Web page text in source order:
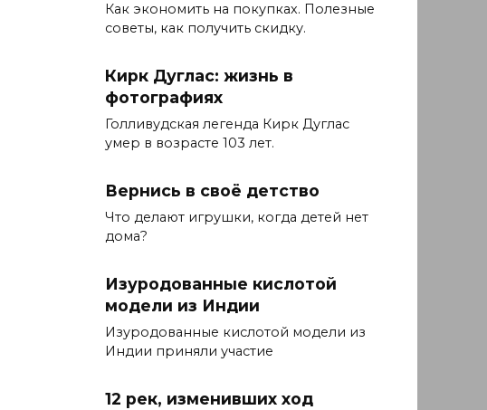
Как экономить на покупках. Полезные
советы, как получить скидку.
Кирк Дуглас: жизнь в
фотографиях
Голливудская легенда Кирк Дуглас
умер в возрасте 103 лет.
Вернись в своё детство
Что делают игрушки, когда детей нет
дома?
Изуродованные кислотой
модели из Индии
Изуродованные кислотой модели из
Индии приняли участие
12 рек, изменивших ход